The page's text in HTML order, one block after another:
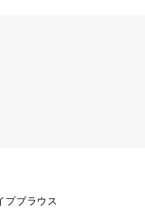
プブラウス